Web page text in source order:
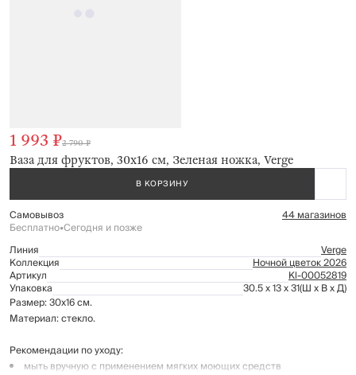
Ваза для фруктов, 30х16 см, Зеленая ножка, Verge
1 993 ₽2 790 ₽
В КОРЗИНУ
Самовывоз 44 магазинов
Бесплатно•Сегодня и позже
Линия
Verge
Коллекция Ночной цветок 2026
Артикул Kl-00052819
Упаковка 30.5 x 13 x 31(Ш x В x Д)
Размер: 30х16 см.
Материал: стекло.
Рекомендации по уходу:
мыть вручную с применением мягких моющих средств